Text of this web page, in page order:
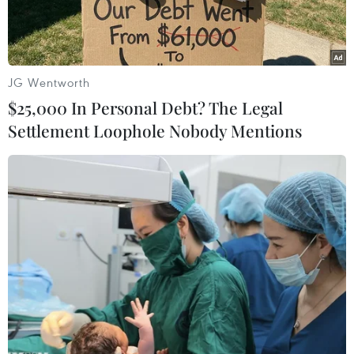
Ông Kirill Vyshinskiy, người đứng đầu văn phòng hãng tin RIA
Novosti của Nga tại Ukraine, được hộ tống từ một phòng xử án
ở Kiev, Ukraine, ngày 15/7/2019. (Nguồn: AP)
Ngày 15/7, các quan chức Nga và Ukraine đã
phát đi những tín hiệu cho thấy nỗ lực đẩy
nhanh thỏa thuận trao đổi tù nhân.
JG Wentworth
$25,000 In Personal Debt? The Legal
Settlement Loophole Nobody Mentions